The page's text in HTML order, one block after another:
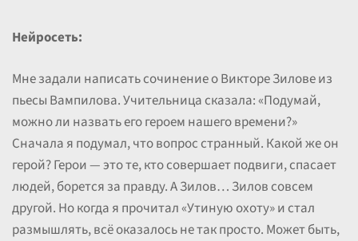
Нейросеть:
Мне задали написать сочинение о Викторе Зилове из
пьесы Вампилова. Учительница сказала: «Подумай,
можно ли назвать его героем нашего времени?»
Сначала я подумал, что вопрос странный. Какой же он
герой? Герои — это те, кто совершает подвиги, спасает
людей, борется за правду. А Зилов… Зилов совсем
другой. Но когда я прочитал «Утиную охоту» и стал
размышлять, всё оказалось не так просто. Может быть,